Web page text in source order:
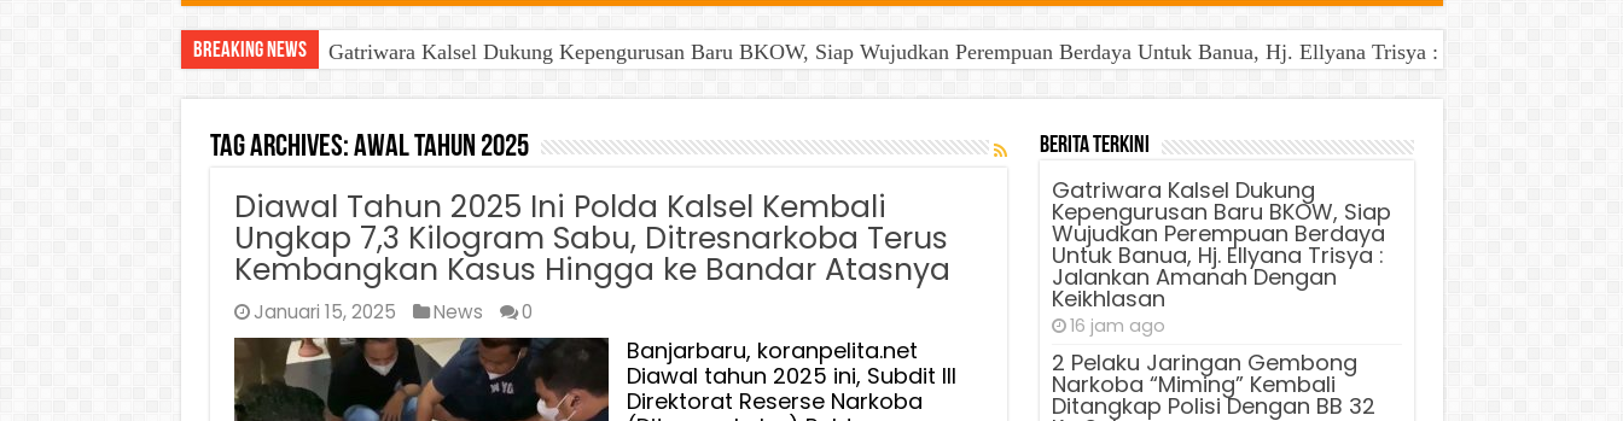
Breaking News Gatriwara Kalsel Dukung Kepengurusan Baru BKOW, Siap Wujudkan Perempuan Berdaya Untuk Banua, Hj. Ellyana Trisya : Jalankan Amanah
Tag Archives:awal tahun 2025
Diawal Tahun 2025 Ini Polda Kalsel Kembali
Ungkap 7,3 Kilogram Sabu, Ditresnarkoba Terus
Kembangkan Kasus Hingga ke Bandar Atasnya
Januari 15, 2025 News 0
Banjarbaru, koranpelita.net
Diawal tahun 2025 ini, Subdit III
Direktorat Reserse Narkoba
Berita Terkini
Gatriwara Kalsel Dukung
Kepengurusan Baru BKOW, Siap
Wujudkan Perempuan Berdaya
Untuk Banua, Hj. Ellyana Trisya :
Jalankan Amanah Dengan
Keikhlasan
16 jam ago
2 Pelaku Jaringan Gembong
Narkoba “Miming” Kembali
Ditangkap Polisi Dengan BB 32